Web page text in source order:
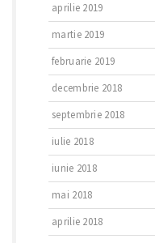
aprilie 2019
martie 2019
februarie 2019
decembrie 2018
septembrie 2018
iulie 2018
iunie 2018
mai 2018
aprilie 2018